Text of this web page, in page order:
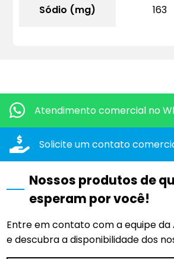
Sódio (mg) 163
Atendimento comercial no
Solicite um contato
Nossos produtos de
esperam por você!
Entre em contato com a equipe da
e descubra a disponibilidade dos